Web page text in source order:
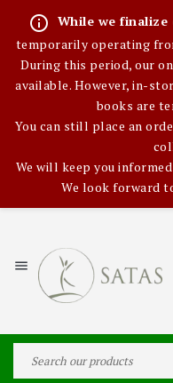
info_outline While we
temporarily operating
During this period, our
available. However, in-
books are
You can still place an
We will keep you
We look forward
